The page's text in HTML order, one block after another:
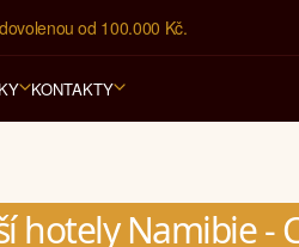
od 100.000 Kč.
KONTAKTY
hotely Namibie -